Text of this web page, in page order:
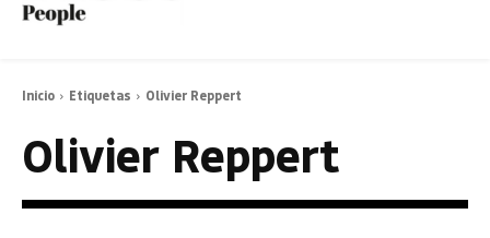
Inicio Etiquetas Olivier Reppert
Olivier Reppert